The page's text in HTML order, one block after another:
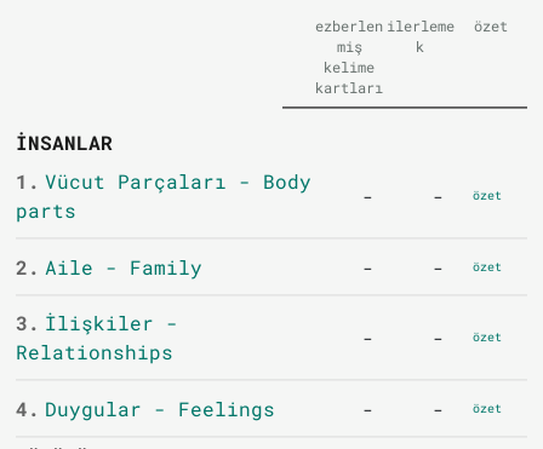
ezberlen
miş
kelime
kartları
ilerleme
k
özet
İNSANLAR
1. Vücut Parçaları - Body
parts
- - özet
2. Aile - Family - - özet
3. İlişkiler -
Relationships
- - özet
4. Duygular - Feelings - - özet